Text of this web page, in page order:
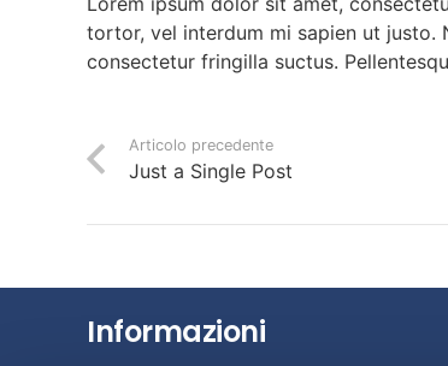
tortor, vel interdum mi sapien ut justo.
consectetur fringilla suctus.
Articolo precedente
Just a Single Post
Informazioni